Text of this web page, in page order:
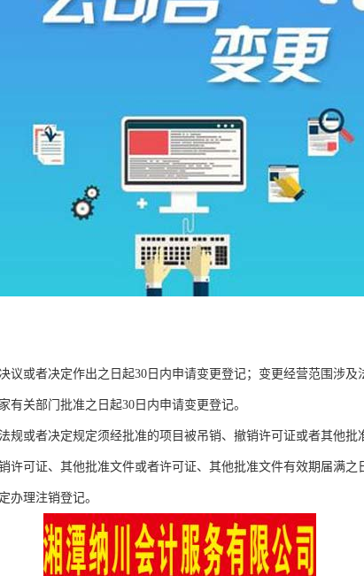
议或者决定作出之日起30日内申请变更登记；变更经营范围涉
有关部门批准之日起30日内申请变更登记。
规或者决定规定须经批准的项目被吊销、撤销许可证或者其他
许可证、其他批准文件或者许可证、其他批准文件有效期届满之
办理注销登记。